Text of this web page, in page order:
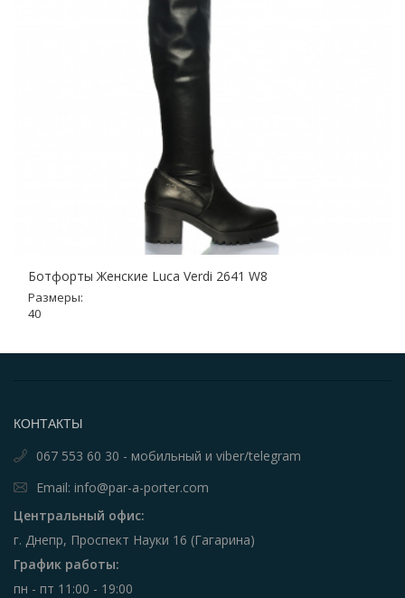
Ботфорты Женские Luca Verdi 2641 W8
Размеры:
40
КОНТАКТЫ
067 553 60 30 - мобильный и viber/telegram
Email: info@par-a-porter.com
Центральный офис:
г. Днепр, Проспект Науки 16 (Гагарина)
График работы:
пн - пт 11:00 - 19:00